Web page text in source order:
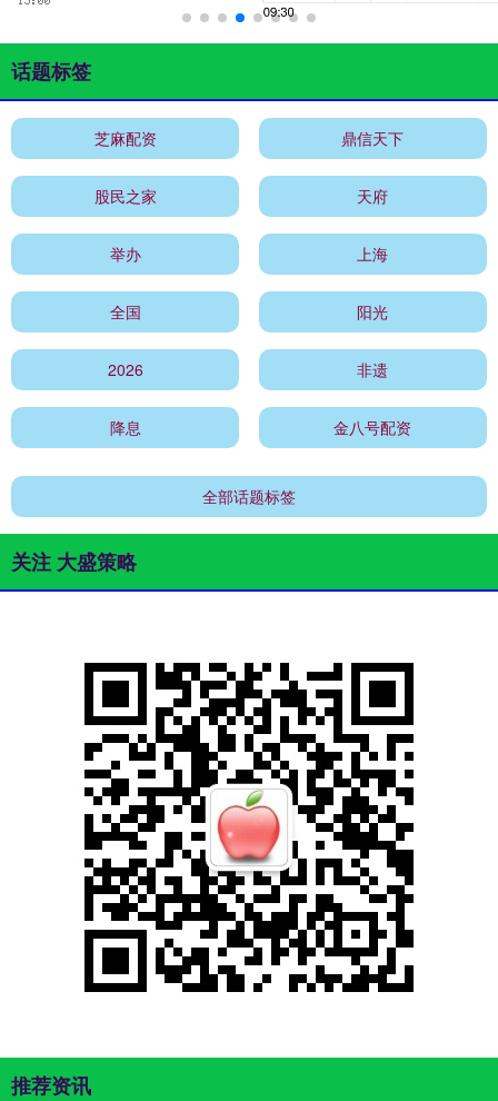
话题标签
芝麻配资 鼎信天下
股民之家 天府
举办 上海
全国 阳光
2026 非遗
降息 金八号配资
全部话题标签
关注 大盛策略
推荐资讯